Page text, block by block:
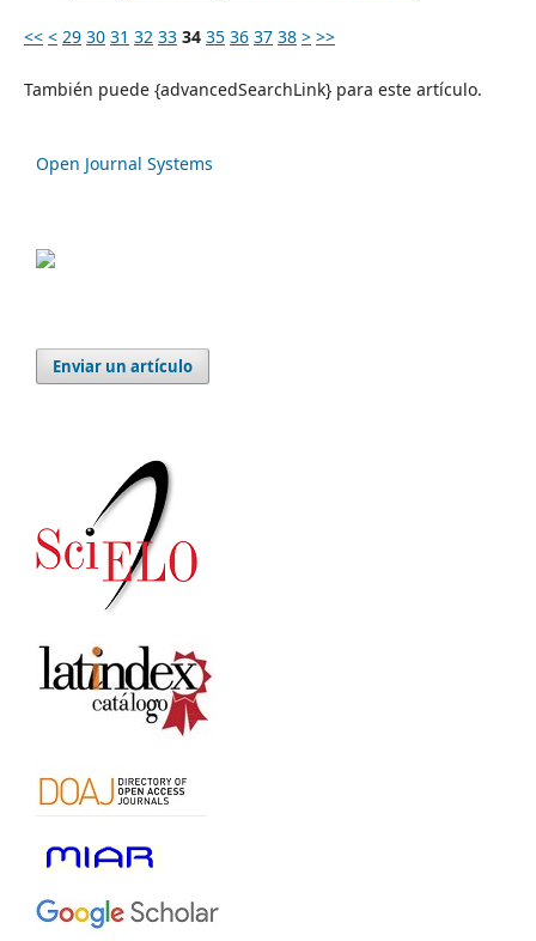
<< < 29 30 31 32 33 34 35 36 37 38 > >>
También puede {advancedSearchLink} para este artículo.
Open Journal Systems
Enviar un artículo